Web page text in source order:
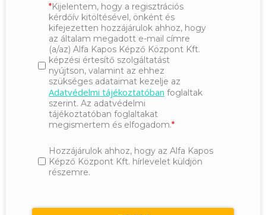
Kijelentem, hogy a regisztrációs
kérdőív kitöltésével, önként és
kifejezetten hozzájárulok ahhoz, hogy
az általam megadott e-mail címre
(a/az) Alfa Kapos Képző Központ Kft.
képzési értesítő szolgáltatást
nyújtson, valamint az ehhez
szükséges adataimat kezelje az
Adatvédelmi tájékoztatóban foglaltak
szerint. Az adatvédelmi
tájékoztatóban foglaltakat
megismertem és elfogadom.
Hozzájárulok ahhoz, hogy az Alfa Kapos
Képző Központ Kft. hírlevelet küldjön
részemre.